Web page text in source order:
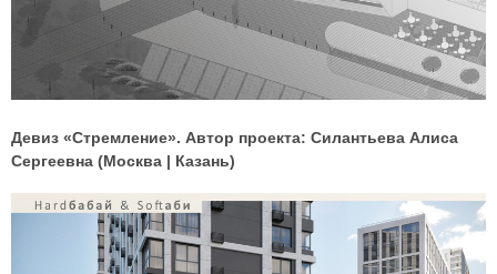
Девиз «Стремление». Автор проекта: Силантьева Алиса
Сергеевна (Москва | Казань)